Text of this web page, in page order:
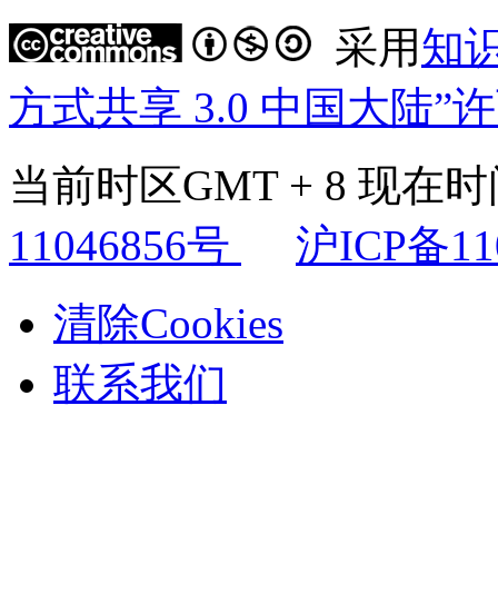
采用知
方式共享 3.0 中国大陆”
当前时区GMT + 8 现在
11046856号
沪ICP备
清除Cookies
联系我们